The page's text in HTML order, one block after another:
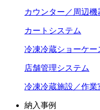
カウンター／周辺機
カートシステム
冷凍冷蔵ショーケー
店舗管理システム
冷凍冷蔵施設／作業
納入事例